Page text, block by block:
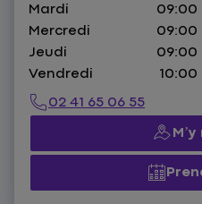
Mardi
09:00
Mercredi
09:00
Jeudi
09:00
Vendredi
10:00
02 41 65 06 55